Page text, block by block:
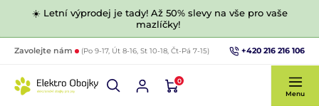
☀️ Letní výprodej je tady! Až 50% slevy na vše pro vaše
mazlíčky!
Zavolejte nám (Po 9-17, Út 8-16, St 10-18, Čt-Pá 7-15) +420 216 216 106
0
Menu